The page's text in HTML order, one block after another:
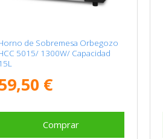
de Sobremesa Orbegozo
5015/ 1300W/ Capacidad
15L
€
Comprar